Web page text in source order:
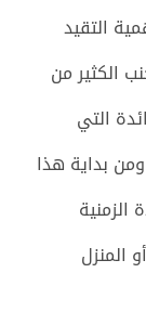
التقيد
الكثير من
التي
بداية هذا
الزمنية
المنزل